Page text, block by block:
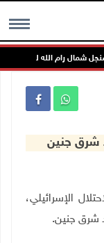
MENU
رام الله لصالح بؤرة
شرق جنين
الاحتلال الإسرائيلي،
شرق جنين.